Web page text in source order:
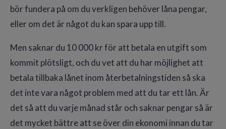
bör fundera på om du verkligen behöver låna pengar,
eller om det är något du kan spara upp till.
Men saknar du 10 000 kr för att betala en utgift som
kommit plötsligt, och du vet att du har möjlighet att
betala tillbaka lånet inom återbetalningstiden så ska
det inte vara något problem med att du tar ett lån. Är
det så att du varje månad står och saknar pengar så är
det mycket bättre att se över din ekonomi innan du tar